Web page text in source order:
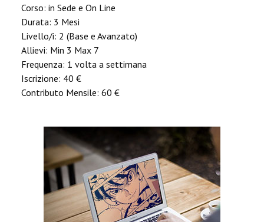
EVENTI
PRIVACY
CONTATTI
Corso: in Sede e On Line
Durata: 3 Mesi
Livello/i: 2 (Base e Avanzato)
Allievi: Min 3 Max 7
Frequenza: 1 volta a settimana
Iscrizione: 40 €
Contributo Mensile: 60 €